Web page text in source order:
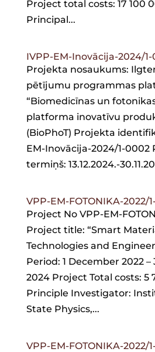
Project total costs: 17 100
Principal...
IVPP-EM-Inovācija-2024/
Projekta nosaukums:
pētījumu programmas
“Biomedicīnas un
platforma inovatīvu
(BioPhoT) Projekta
EM-Inovācija-2024/1-0002
termiņš: 13.12.2024.-
VPP-EM-FOTONIKA-2022/
Project No VPP-EM-
Project title: “Smart
Technologies and
Period: 1 December 2022
2024 Project Total costs:
Principle Investigator:
State Physics,...
VPP-EM-FOTONIKA-2022/